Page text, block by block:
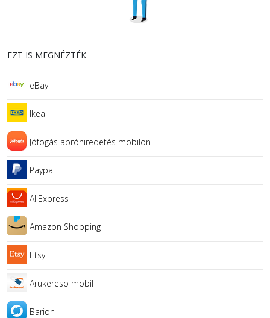
EZT IS MEGNÉZTÉK
eBay
Ikea
Jófogás apróhiredetés mobilon
Paypal
AliExpress
Amazon Shopping
Etsy
Arukereso mobil
Barion